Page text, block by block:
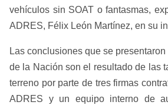
vehículos sin SOAT o fantasmas,
ADRES, Félix León Martínez, en su
Las conclusiones que se
de la Nación son el resultado de las
terreno por parte de tres firmas
ADRES y un equipo interno de